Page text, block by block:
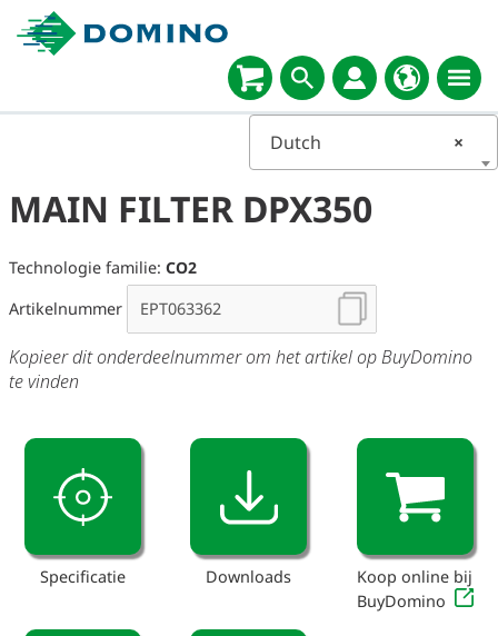
×
Dutch
MAIN FILTER DPX350
Technologie familie: CO2
Artikelnummer
Kopieer dit onderdeelnummer om het artikel op BuyDomino
te vinden
Specificatie Downloads
Koop online bij
BuyDomino